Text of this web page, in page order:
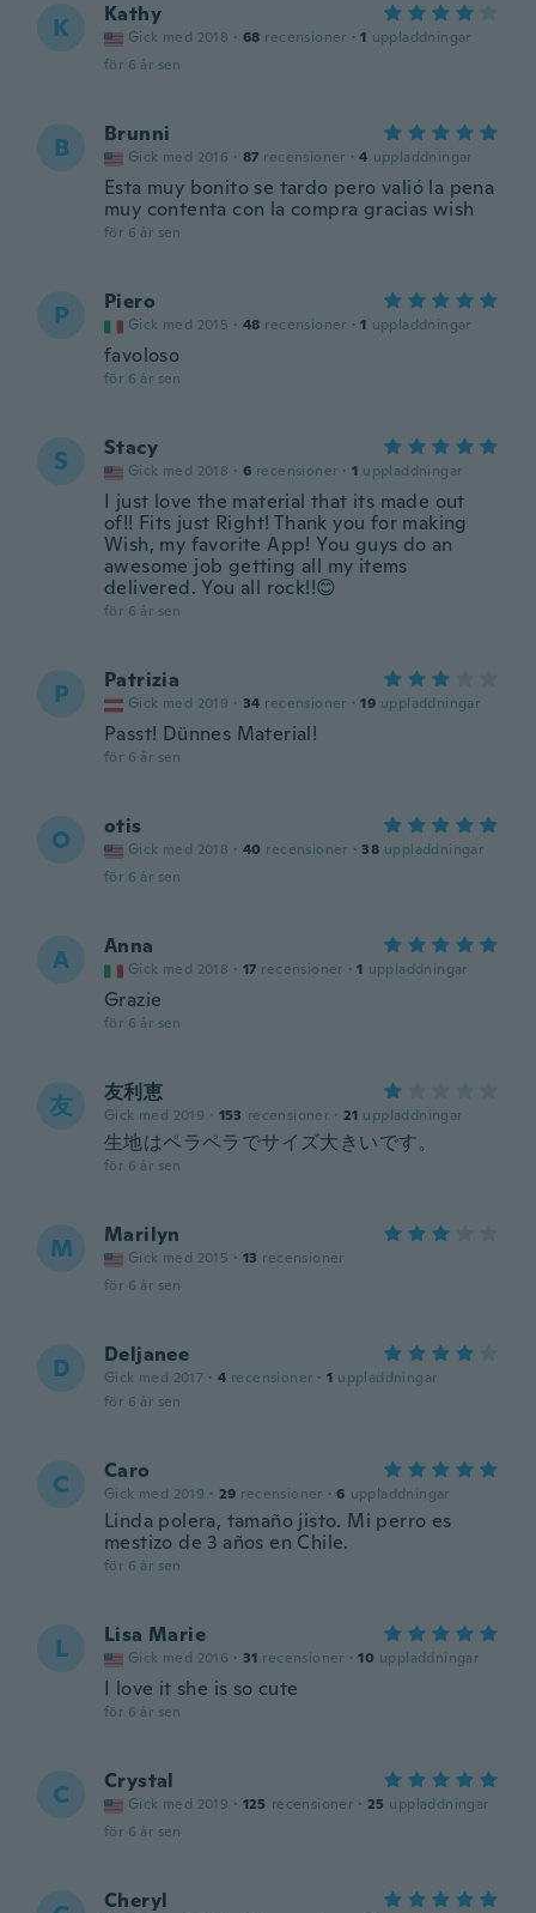
K Kathy
Gick med 2018 · 68 recensioner · 1 uppladdningar
för 6 år sen
B Brunni
Gick med 2016 · 87 recensioner · 4 uppladdningar
Esta muy bonito se tardo pero valió la pena
muy contenta con la compra gracias wish
för 6 år sen
P Piero
Gick med 2015 · 48 recensioner · 1 uppladdningar
favoloso
för 6 år sen
S Stacy
Gick med 2018 · 6 recensioner · 1 uppladdningar
I just love the material that its made out
of!! Fits just Right! Thank you for making
Wish, my favorite App! You guys do an
awesome job getting all my items
delivered. You all rock!!😊
för 6 år sen
P Patrizia
Gick med 2019 · 34 recensioner · 19 uppladdningar
Passt! Dünnes Material!
för 6 år sen
O otis
Gick med 2018 · 40 recensioner · 38 uppladdningar
för 6 år sen
A Anna
Gick med 2018 · 17 recensioner · 1 uppladdningar
Grazie
för 6 år sen
友 友利恵
Gick med 2019 · 153 recensioner · 21 uppladdningar
生地はペラペラでサイズ大きいです。
för 6 år sen
M Marilyn
Gick med 2015 · 13 recensioner
för 6 år sen
D Deljanee
Gick med 2017 · 4 recensioner · 1 uppladdningar
för 6 år sen
C Caro
Gick med 2019 · 29 recensioner · 6 uppladdningar
Linda polera, tamaño jisto. Mi perro es
mestizo de 3 años en Chile.
för 6 år sen
L Lisa Marie
Gick med 2016 · 31 recensioner · 10 uppladdningar
I love it she is so cute
för 6 år sen
C Crystal
Gick med 2019 · 125 recensioner · 25 uppladdningar
för 6 år sen
Cheryl